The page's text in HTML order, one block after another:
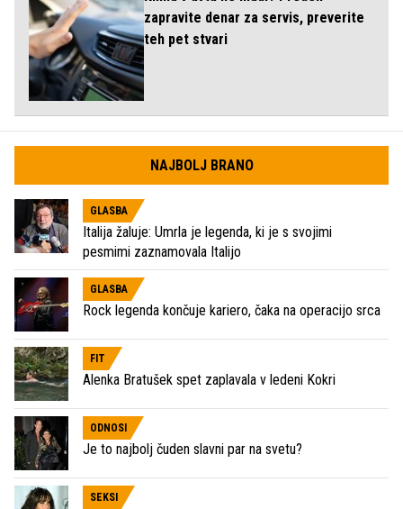
zapravite denar za servis, preverite
teh pet stvari
NAJBOLJ BRANO
GLASBA
Italija žaluje: Umrla je legenda, ki je s svojimi
pesmimi zaznamovala Italijo
GLASBA
Rock legenda končuje kariero, čaka na operacijo srca
FIT
Alenka Bratušek spet zaplavala v ledeni Kokri
ODNOSI
Je to najbolj čuden slavni par na svetu?
SEKSI